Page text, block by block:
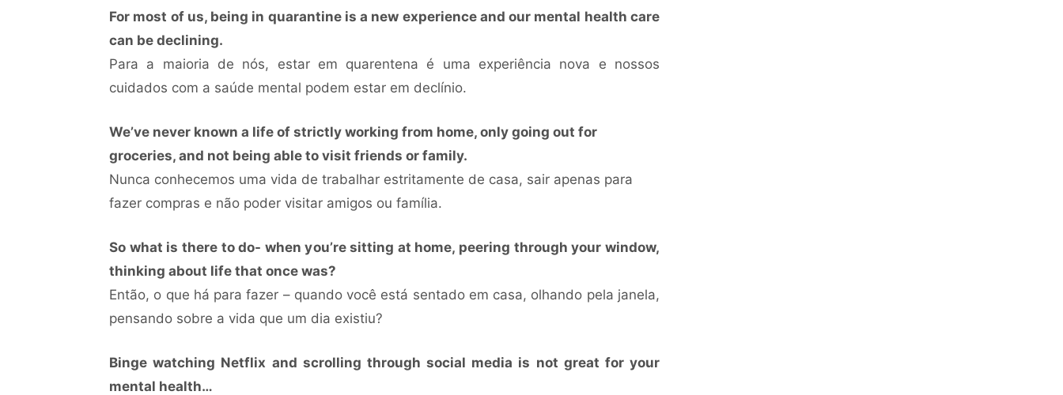
For most of us, being in quarantine is a new experience and our mental health care
can be declining.
Para a maioria de nós, estar em quarentena é uma experiência nova e nossos
cuidados com a saúde mental podem estar em declínio.
We’ve never known a life of strictly working from home, only going out for
groceries, and not being able to visit friends or family.
Nunca conhecemos uma vida de trabalhar estritamente de casa, sair apenas para
fazer compras e não poder visitar amigos ou família.
So what is there to do- when you’re sitting at home, peering through your window,
thinking about life that once was?
Então, o que há para fazer – quando você está sentado em casa, olhando pela janela,
pensando sobre a vida que um dia existiu?
Binge watching Netflix and scrolling through social media is not great for your
mental health…